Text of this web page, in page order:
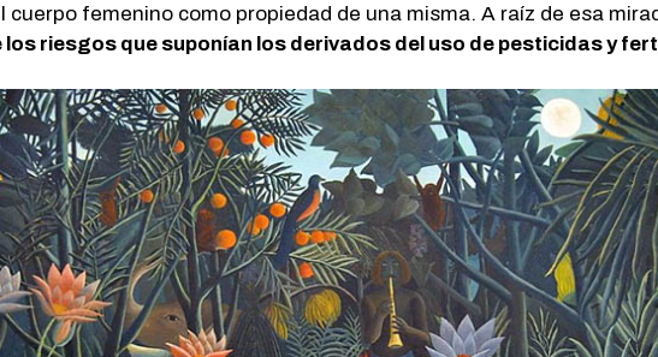
cuerpo femenino como propiedad de una misma. A raíz de esa
riesgos que suponían los derivados del uso de pesticidas y